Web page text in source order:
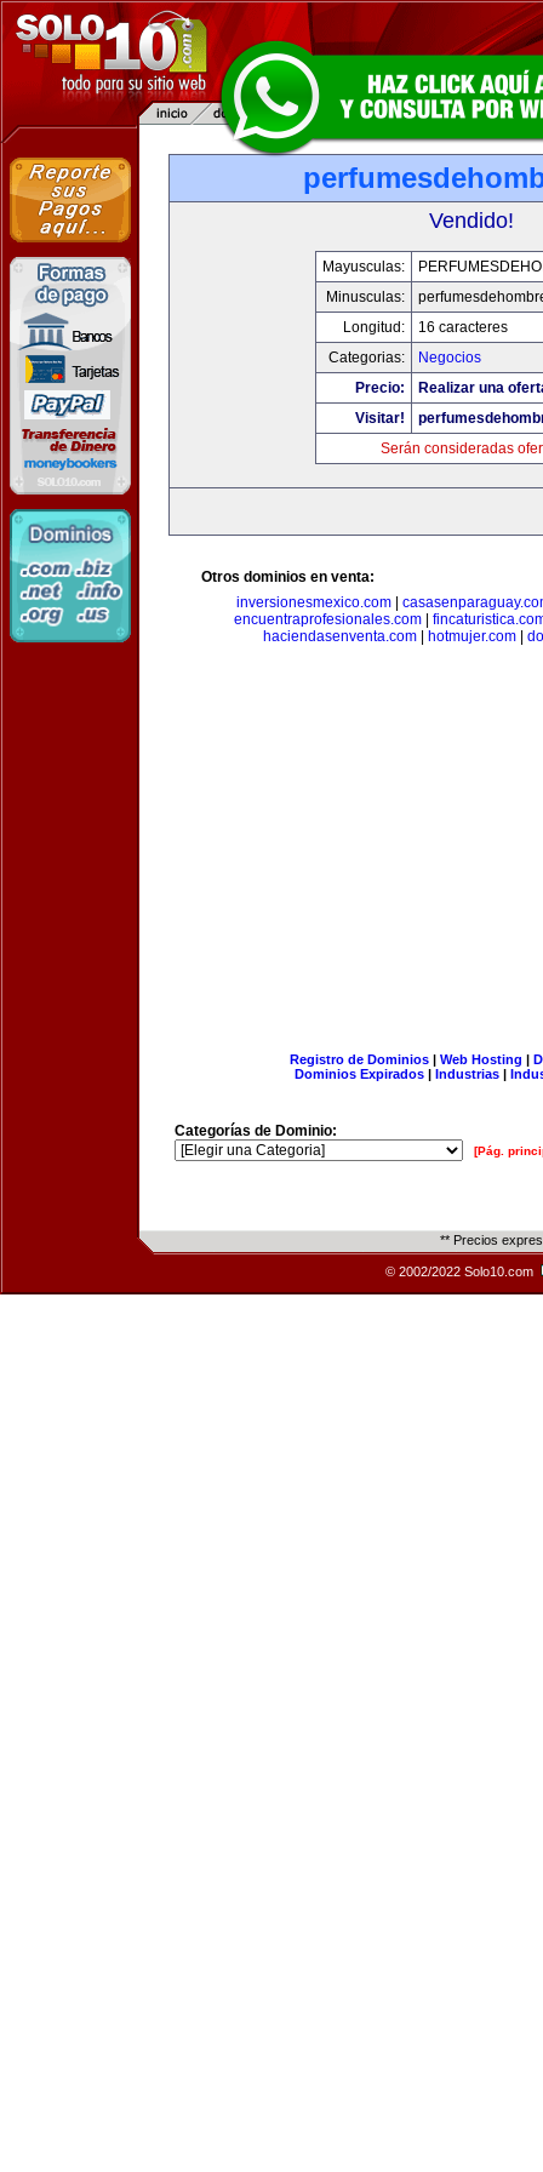
Vendido!
Mayusculas:
Minusculas:
Longitud:
16 caracteres
Categorias:
Negocios
Precio:
Realizar una
Visitar!
Serán consideradas
Otros dominios en venta:
inversionesmexico.com
encuentraprofesionales.com
haciendasenventa.com| hotmujer.com|
Registro de Dominios| Web Hosting |
Dominios Expirados | Industrias |
Categorías de Dominio:
[Pág.
** Precios
© 2002/2022 Solo10.com